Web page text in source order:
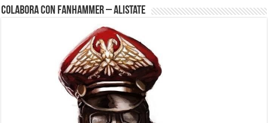
Colabora con FanHammer – Alistate